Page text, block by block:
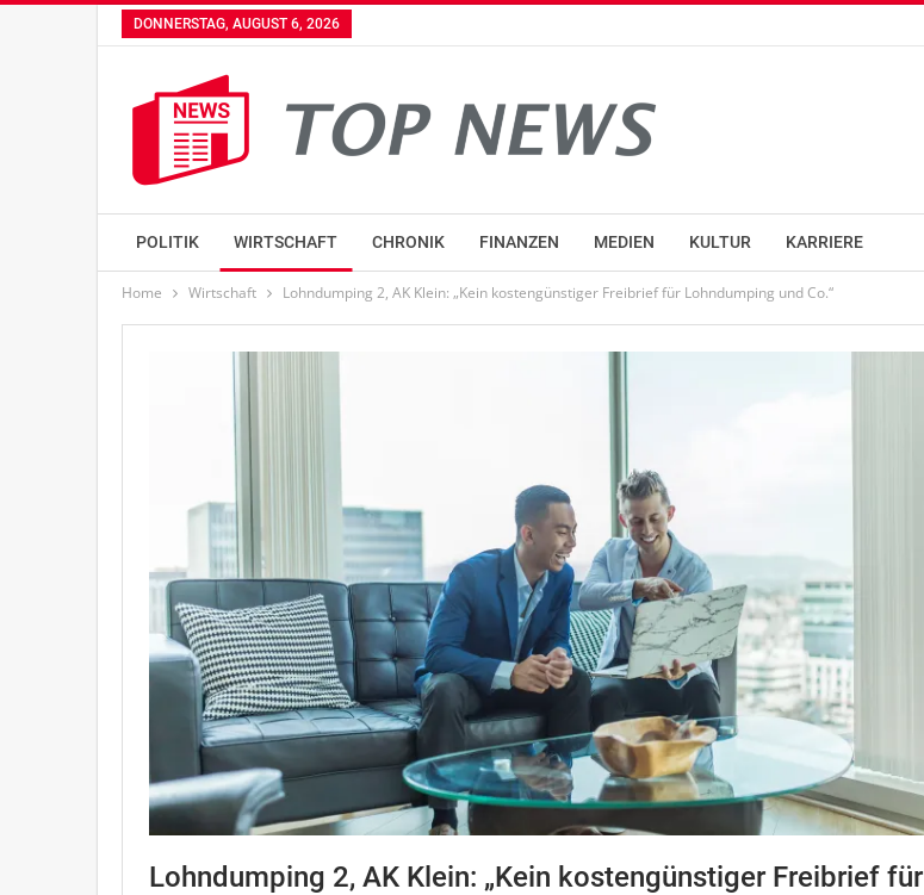
DONNERSTAG, AUGUST 6, 2026
POLITIK WIRTSCHAFT CHRONIK FINANZEN MEDIEN KULTUR KARRIERE
Home Wirtschaft Lohndumping 2, AK Klein: „Kein kostengünstiger Freibrief für Lohndumping und Co.“
Lohndumping 2, AK Klein: „Kein kostengünstiger Freibrief für